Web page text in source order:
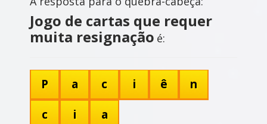
Jogo de cartas que requer
muita resignação é:
P a c i ê
n
c
i a